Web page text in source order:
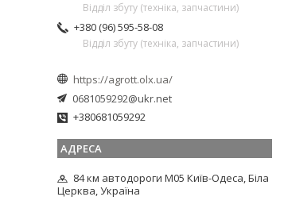
Відділ збуту (техніка, запчастини)
+380 (96) 595-58-08
Відділ збуту (техніка, запчастини)
https://agrott.olx.ua/
0681059292@ukr.net
+380681059292
84 км автодороги М05 Київ-Одеса, Біла
Церква, Україна